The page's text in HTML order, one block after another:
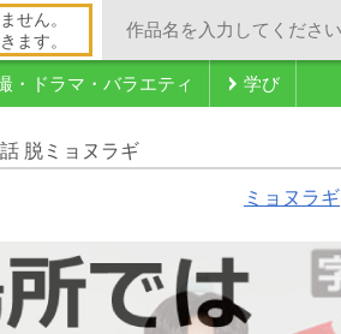
せん。
ます。
・ドラマ・バラエティ 学び
脱ミョヌラギ
ミョヌラギ